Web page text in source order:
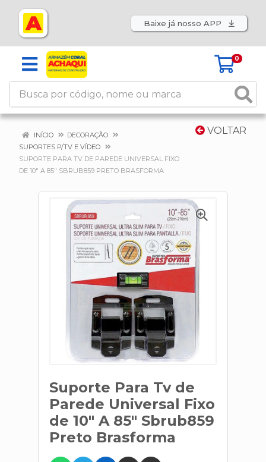
Baixe já nosso APP
0
VOLTAR
INÍCIO
DECORAÇÃO
SUPORTES P/TV E VÍDEO
SUPORTE PARA TV DE PAREDE UNIVERSAL FIXO
DE 10" A 85" SBRUB859 PRETO BRASFORMA
Suporte Para Tv de
Parede Universal Fixo
de 10" A 85" Sbrub859
Preto Brasforma